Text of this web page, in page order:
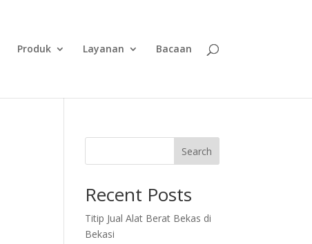
Produk Layanan Bacaan
Search
Recent Posts
Titip Jual Alat Berat Bekas di
Bekasi